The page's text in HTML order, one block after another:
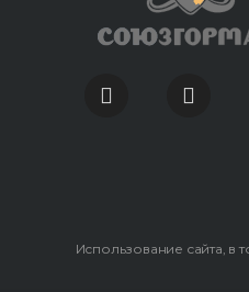
Использование сайта, в